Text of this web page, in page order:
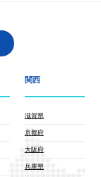
関西
滋賀県
京都府
大阪府
兵庫県